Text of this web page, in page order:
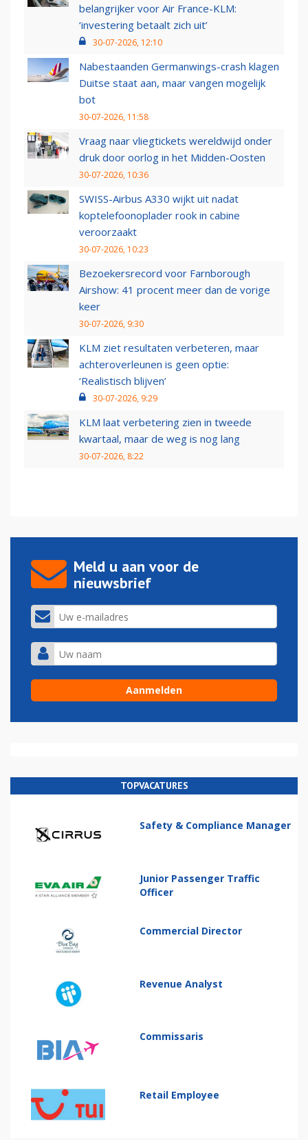
belangrijker voor Air France-KLM:
‘investering betaalt zich uit’
30-07-2026, 12:10
Nabestaanden Germanwings-crash klagen
Duitse staat aan, maar vangen mogelijk
bot
30-07-2026, 11:58
Vraag naar vliegtickets wereldwijd onder
druk door oorlog in het Midden-Oosten
30-07-2026, 10:36
SWISS-Airbus A330 wijkt uit nadat
koptelefoonoplader rook in cabine
veroorzaakt
30-07-2026, 10:23
Bezoekersrecord voor Farnborough
Airshow: 41 procent meer dan de vorige
keer
30-07-2026, 9:30
KLM ziet resultaten verbeteren, maar
achteroverleunen is geen optie:
‘Realistisch blijven’
30-07-2026, 9:29
KLM laat verbetering zien in tweede
kwartaal, maar de weg is nog lang
30-07-2026, 8:22
Meld u aan voor de
nieuwsbrief
TOPVACATURES
Safety & Compliance Manager
Junior Passenger Traffic
Officer
Commercial Director
Revenue Analyst
Commissaris
Retail Employee